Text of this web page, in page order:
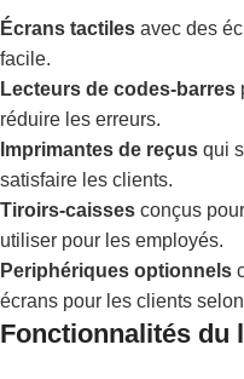
Écrans tactiles avec des
facile.
Lecteurs de codes-barres
réduire les erreurs.
Imprimantes de reçus qui
satisfaire les clients.
Tiroirs-caisses conçus
utiliser pour les employés.
Periphériques optionnels
écrans pour les clients
Fonctionnalités du